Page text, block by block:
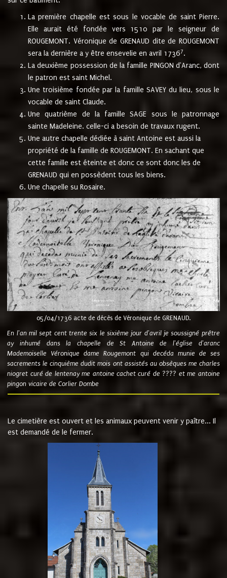
La première chapelle est sous le vocable de saint Pierre.
Elle aurait été fondée vers 1510 par le seigneur de
ROUGEMONT. Véronique de GRENAUD dite de ROUGEMONT
sera la dernière a y être ensevelie en avril 17367.
La deuxième possession de la famille PINGON d'Aranc, dont
le patron est saint Michel.
Une troisième fondée par la famille SAVEY du lieu, sous le
vocable de saint Claude.
Une quatrième de la famille SAGE sous le patronnage
sainte Madeleine. celle-ci a besoin de travaux rugent.
Une autre chapelle dédiée à saint Antoine est aussi la
propriété de la famille de ROUGEMONT. En sachant que
cette famille est éteinte et donc ce sont donc les de
GRENAUD qui en possèdent tous les biens.
Une chapelle su Rosaire.
05/04/1736 acte de décès de Véronique de GRENAUD.
En l'an mil sept cent trente six le sixième jour d'avril je soussigné prêtre
ay inhumé dans la chapelle de St Antoine de l'église d'aranc
Mademoiselle Véronique dame Rougemont qui decéda munie de ses
sacrements le cinquième dudit mois ont assistés au obsèques me charles
niogret curé de lentenay me antoine cachet curé de ???? et me antoine
pingon vicaire de Corlier Dombe
Le cimetière est ouvert et les animaux peuvent venir y paître... Il
est demandé de le fermer.